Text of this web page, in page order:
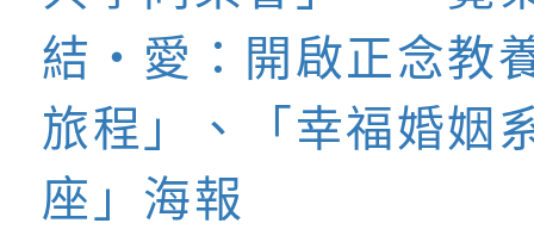
約專要文件及附件英
月份公共服務政策溝
訊
轉知教育部國民及學
辦理「115年度促進
緒學習知能研習」
檢送桃園市政府LED
字稿及LCD託播影片
函轉有關本府新聞處
6月交通安全宣導標
有關「115年各賣場
學-優質教育
結・愛：開啟正念教
旅程」、「幸福婚姻
座」海報